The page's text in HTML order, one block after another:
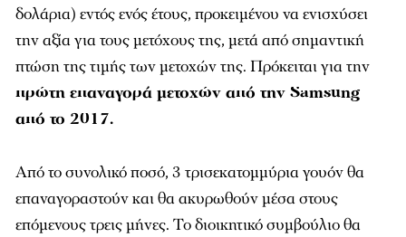
δολάρια) εντός ενός έτους, προκειμένου να ενισχύσει
την αξία για τους μετόχους της, μετά από σημαντική
πτώση της τιμής των μετοχών της. Πρόκειται για την
πρώτη επαναγορά μετοχών από την Samsung
από το 2017.
Από το συνολικό ποσό, 3 τρισεκατομμύρια γουόν θα
επαναγοραστούν και θα ακυρωθούν μέσα στους
επόμενους τρεις μήνες. Το διοικητικό συμβούλιο θα